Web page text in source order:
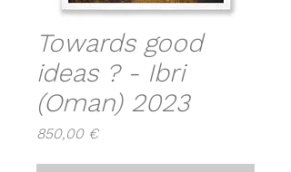
Towards good
ideas ? - Ibri
(Oman) 2023
850,00 €Prix